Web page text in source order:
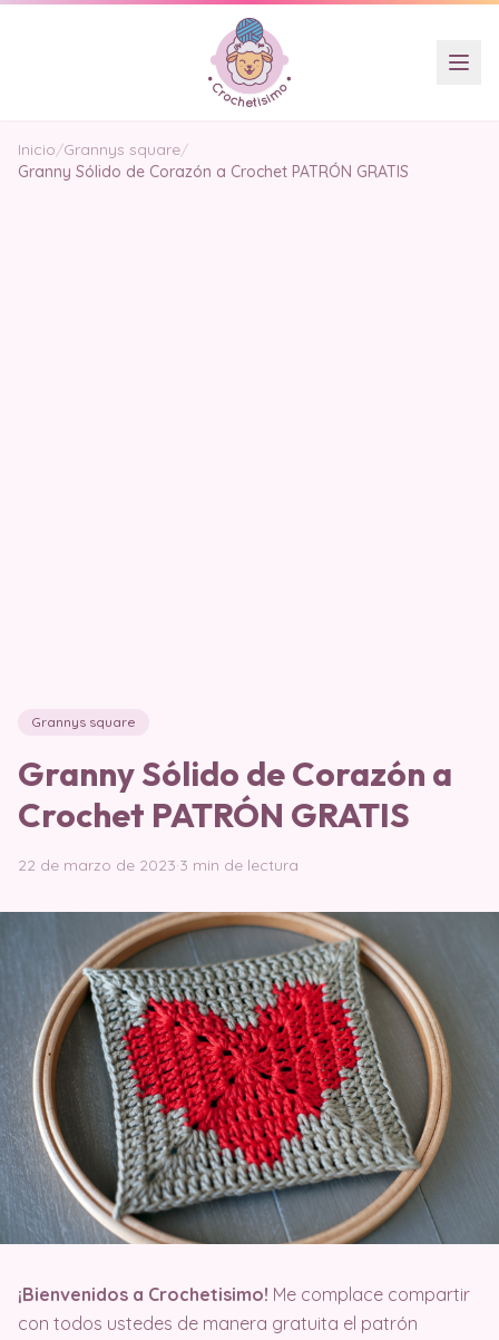
Inicio/Grannys square/
Granny Sólido de Corazón a Crochet PATRÓN GRATIS
Grannys square
Granny Sólido de Corazón a
Crochet PATRÓN GRATIS
22 de marzo de 2023·3 min de lectura
¡Bienvenidos a Crochetisimo! Me complace compartir
con todos ustedes de manera gratuita el patrón